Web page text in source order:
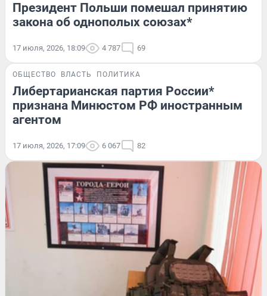
Президент Польши помешал принятию
закона об однополых союзах*
17 июля, 2026, 18:09 4 787 69
ОБЩЕСТВО ВЛАСТЬ ПОЛИТИКА
Либертарианская партия России*
признана Минюстом РФ иностранным
агентом
17 июля, 2026, 17:09 6 067 82